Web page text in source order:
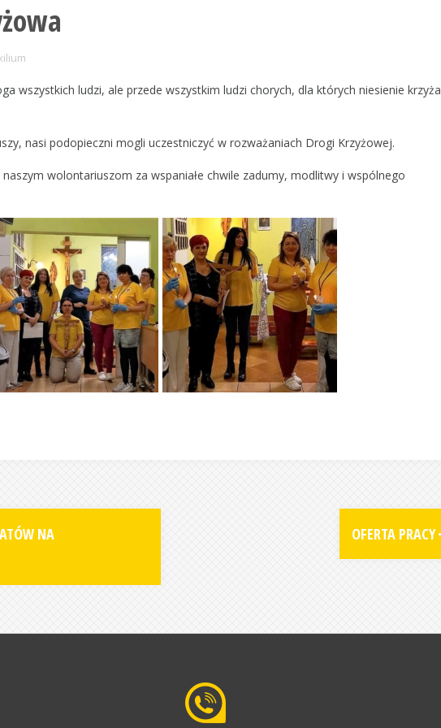
wszystkich ludzi, ale przede wszystkim ludzi chorych, dla których niesienie krzyża
nasi podopieczni mogli uczestniczyć w rozważaniach Drogi Krzyżowej.
wolontariuszom za wspaniałe chwile zadumy, modlitwy i wspólnego
NA
OFERTA PRACY